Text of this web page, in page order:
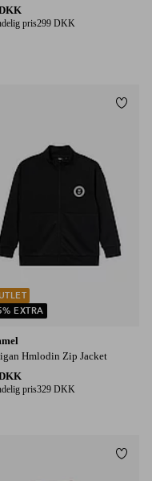
pris299 DKK
Hmlodin Zip Jacket
pris329 DKK
EXTRA